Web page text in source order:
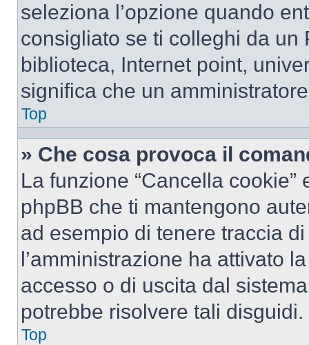
seleziona l’opzione quando
consigliato se ti colleghi da un
biblioteca, Internet point,
significa che un
Top
» Che cosa provoca il
La funzione “Cancella
phpBB che ti mantengono
ad esempio di tenere traccia
l’amministrazione ha attivato
accesso o di uscita dal
potrebbe risolvere tali disguidi.
Top